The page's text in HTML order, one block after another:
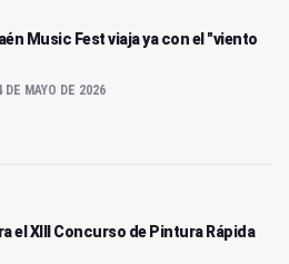
Music Fest viaja ya con el "viento
DE MAYO DE 2026
el XIII Concurso de Pintura Rápida